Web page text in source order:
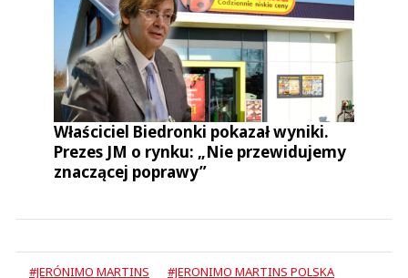
Właściciel Biedronki pokazał wyniki.
Prezes JM o rynku: „Nie przewidujemy
znaczącej poprawy”
#JERÓNIMO MARTINS
#JERONIMO MARTINS POLSKA